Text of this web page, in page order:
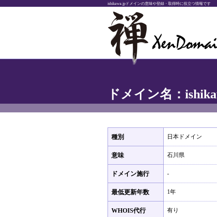
ishikawa.jpドメインの意味や登録・取得時に役立つ情報です
ドメイン名：
種別 日本ドメイン
意味 石川県
ドメイン施行 -
最低更新年数 1年
WHOIS代行 有り